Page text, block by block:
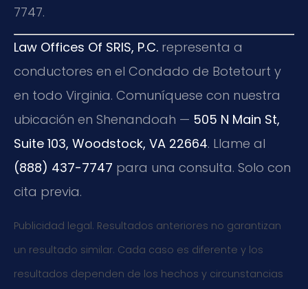
7747.
Law Offices Of SRIS, P.C. representa a
conductores en el Condado de Botetourt y
en todo Virginia. Comuníquese con nuestra
ubicación en Shenandoah — 505 N Main St,
Suite 103, Woodstock, VA 22664. Llame al
(888) 437-7747 para una consulta. Solo con
cita previa.
Publicidad legal. Resultados anteriores no garantizan
un resultado similar. Cada caso es diferente y los
resultados dependen de los hechos y circunstancias